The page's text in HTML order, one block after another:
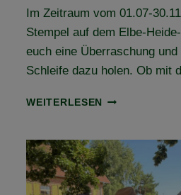
Im Zeitraum vom 01.07-
Stempel auf dem Elbe-
euch eine Überraschung
Schleife dazu holen. Ob mit
WEITERLESEN
HOL
UND
DIE
ELBE-